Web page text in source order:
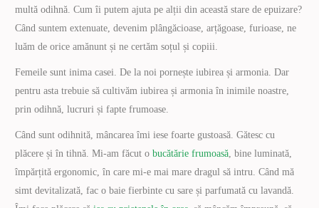
multă odihnă. Cum îi putem ajuta pe alții din această stare de epuizare?
Când suntem extenuate, devenim plângăcioase, arțăgoase, furioase, ne
luăm de orice amănunt și ne certăm soțul și copiii.
Femeile sunt inima casei. De la noi pornește iubirea și armonia. Dar
pentru asta trebuie să cultivăm iubirea și armonia în inimile noastre,
prin odihnă, lucruri și fapte frumoase.
Când sunt odihnită, mâncarea îmi iese foarte gustoasă. Gătesc cu
plăcere și în tihnă. Mi-am făcut obucătărie frumoasă, bine luminată,
împărțită ergonomic, în care mi-e mai mare dragul să intru. Când mă
simt devitalizată, fac o baie fierbinte cu sare și parfumată cu lavandă.